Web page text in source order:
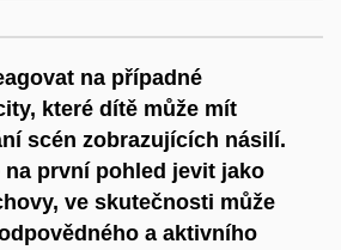
na případné
které dítě může mít
scén zobrazujících násilí.
na první pohled jevit jako
ve skutečnosti může
a aktivního